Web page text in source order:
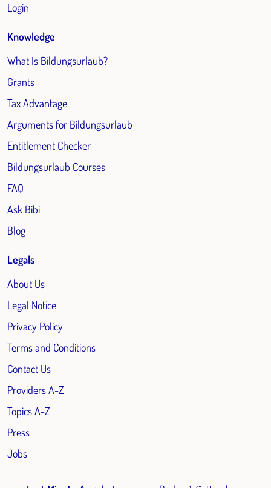
Login
Knowledge
What Is Bildungsurlaub?
Grants
Tax Advantage
Arguments for Bildungsurlaub
Entitlement Checker
Bildungsurlaub Courses
FAQ
Ask Bibi
Blog
Legals
About Us
Legal Notice
Privacy Policy
Terms and Conditions
Contact Us
Providers A-Z
Topics A-Z
Press
Jobs